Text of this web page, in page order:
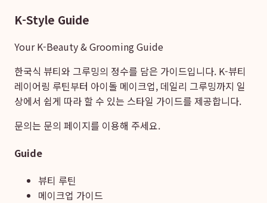
K-Style Guide
Your K-Beauty & Grooming Guide
한국식 뷰티와 그루밍의 정수를 담은 가이드입니다. K-뷰티
레이어링 루틴부터 아이돌 메이크업, 데일리 그루밍까지 일
상에서 쉽게 따라 할 수 있는 스타일 가이드를 제공합니다.
문의는 문의 페이지를 이용해 주세요.
Guide
뷰티 루틴
메이크업 가이드